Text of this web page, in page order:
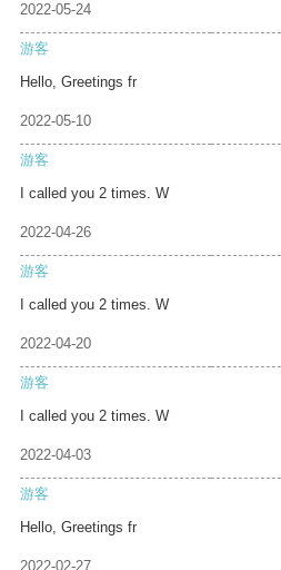
2022-05-24
游客
Hello, Greetings fr
2022-05-10
游客
I called you 2 times. W
2022-04-26
游客
I called you 2 times. W
2022-04-20
游客
I called you 2 times. W
2022-04-03
游客
Hello, Greetings fr
2022-02-27